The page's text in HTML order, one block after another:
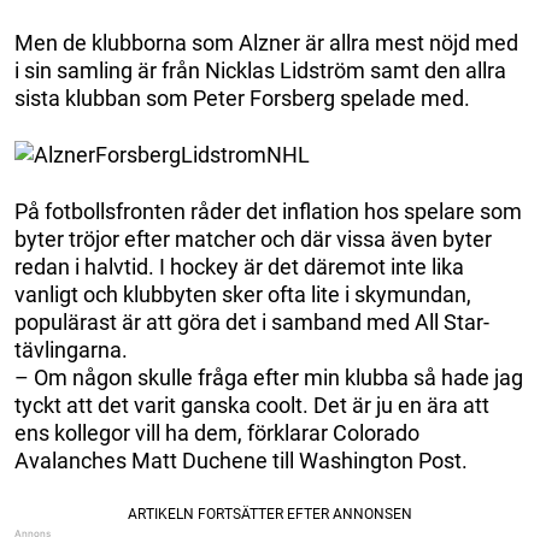
Men de klubborna som Alzner är allra mest nöjd med
i sin samling är från Nicklas Lidström samt den allra
sista klubban som Peter Forsberg spelade med.
På fotbollsfronten råder det inflation hos spelare som
byter tröjor efter matcher och där vissa även byter
redan i halvtid. I hockey är det däremot inte lika
vanligt och klubbyten sker ofta lite i skymundan,
populärast är att göra det i samband med All Star-
tävlingarna.
– Om någon skulle fråga efter min klubba så hade jag
tyckt att det varit ganska coolt. Det är ju en ära att
ens kollegor vill ha dem, förklarar Colorado
Avalanches Matt Duchene till Washington Post.